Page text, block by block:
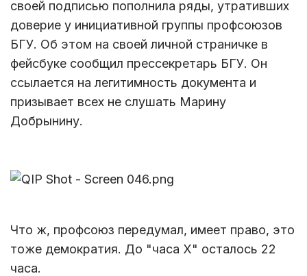
своей подписью пополнила ряды, утративших
доверие у инициативной группы профсоюзов
БГУ. Об этом на своей личной страничке в
фейсбуке сообщил прессекретарь БГУ. Он
ссылается на легитимность документа и
призывает всех не слушать Марину
Добрынину.
Что ж, профсоюз передумал, имеет право, это
тоже демократия. До "часа X" осталось 22
часа.